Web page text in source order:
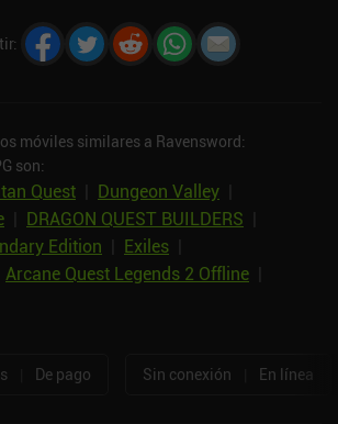
:
móviles similares a Ravensword:
son:
Quest Dungeon Valley
DRAGON QUEST BUILDERS
Edition
Exiles
Arcane Quest Legends 2 Offline
De pago Sin conexión En línea